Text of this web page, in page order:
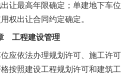
让最高年限确定；单建地下车位
权出让合同约定确定。
工程建设管理
应依法办理规划许可、施工许可
按照建设工程规划许可和建筑工